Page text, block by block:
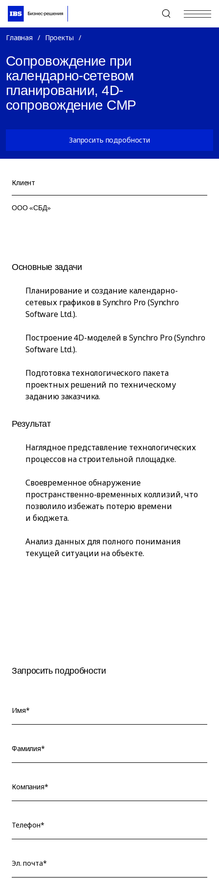
+7 (495) 967-80-80
Главная / Проекты /
Сопровождение при
календарно-сетевом
планировании, 4D-
сопровождение СМР
Запросить подробности
Клиент
ООО «СБД»
Основные задачи
Планирование и создание календарно-
сетевых графиков в Synchro Pro (Synchro
Software Ltd.).
Построение 4D-моделей в Synchro Pro (Synchro
Software Ltd.).
Подготовка технологического пакета
проектных решений по техническому
заданию заказчика.
Результат
Наглядное представление технологических
процессов на строительной площадке.
Своевременное обнаружение
пространственно-временных коллизий, что
позволило избежать потерю времени
и бюджета.
Анализ данных для полного понимания
текущей ситуации на объекте.
Запросить подробности
Имя*
Фамилия*
Компания*
Телефон*
Эл. почта*